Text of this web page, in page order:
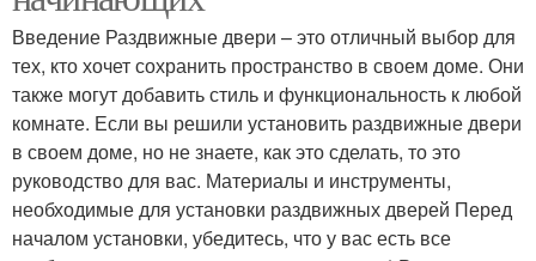
Введение Раздвижные двери – это отличный выбор для
тех, кто хочет сохранить пространство в своем доме. Они
также могут добавить стиль и функциональность к любой
комнате. Если вы решили установить раздвижные двери
в своем доме, но не знаете, как это сделать, то это
руководство для вас. Материалы и инструменты,
необходимые для установки раздвижных дверей Перед
началом установки, убедитесь, что у вас есть все